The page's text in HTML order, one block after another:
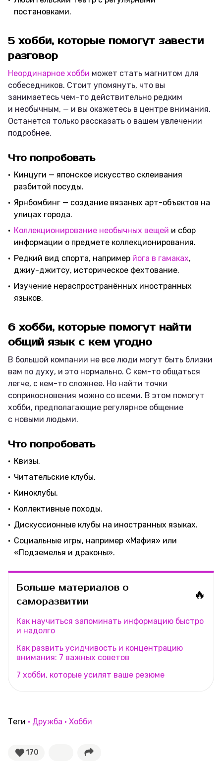
постановками.
5 хобби, которые помогут завести
разговор
Неординарное хобби может стать магнитом для
собеседников. Стоит упомянуть, что вы
занимаетесь чем-то действительно редким
и необычным, — и вы окажетесь в центре внимания.
Останется только рассказать о вашем увлечении
подробнее.
Что попробовать
Кинцуги — японское искусство склеивания
разбитой посуды.
Ярнбомбинг — создание вязаных арт-объектов на
улицах города.
Коллекционирование необычных вещей и сбор
информации о предмете коллекционирования.
Редкий вид спорта, например йога в гамаках,
джиу-джитсу, историческое фехтование.
Изучение нераспространённых иностранных
языков.
6 хобби, которые помогут найти
общий язык с кем угодно
В большой компании не все люди могут быть близки
вам по духу, и это нормально. С кем-то общаться
легче, с кем-то сложнее. Но найти точки
соприкосновения можно со всеми. В этом помогут
хобби, предполагающие регулярное общение
с новыми людьми.
Что попробовать
Квизы.
Читательские клубы.
Киноклубы.
Коллективные походы.
Дискуссионные клубы на иностранных языках.
Социальные игры, например «Мафия» или
«Подземелья и драконы».
Больше материалов о
саморазвитии
🔥
Как научиться запоминать информацию быстро
и надолго
Как развить усидчивость и концентрацию
внимания: 7 важных советов
7 хобби, которые усилят ваше резюме
Теги Дружба Хобби
170